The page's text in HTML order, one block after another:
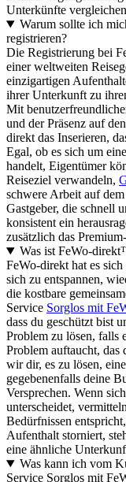
Unterkünfte
Warum sollte ich
registrieren?
Die Registrierung bei
einer weltweiten
einzigartigen
ihrer Unterkunft zu
Mit
und der Präsenz auf
direkt das Inserieren,
Egal, ob es sich um
handelt, Eigentümer
Reiseziel verwandeln,
schwere Arbeit auf
Gastgeber, die schnell
konsistent ein
zusätzlich das
Was ist FeWo-
FeWo-direkt hat es
sich zu entspannen,
die kostbare
Service Sorglos mit
dass du geschützt bist
Problem zu lösen, falls
Problem auftaucht, das
wir dir, es zu lösen,
gegebenenfalls deine
Versprechen. Wenn
unterscheidet,
Bedürfnissen
Aufenthalt storniert,
eine ähnliche
Was kann ich vom
Service Sorglos mit